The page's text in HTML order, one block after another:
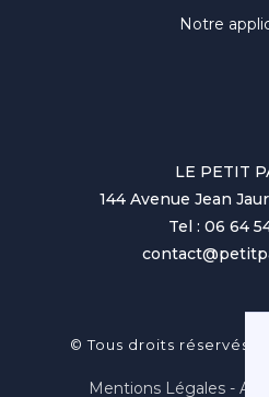
Notre
LE PETIT
144 Avenue Jean
Tel : 06 64
© Tous droits réservés
Mentions Légales -